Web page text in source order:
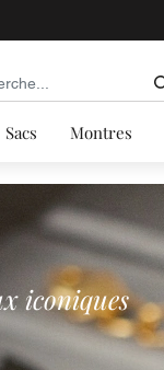
Sacs Montres
iconiques